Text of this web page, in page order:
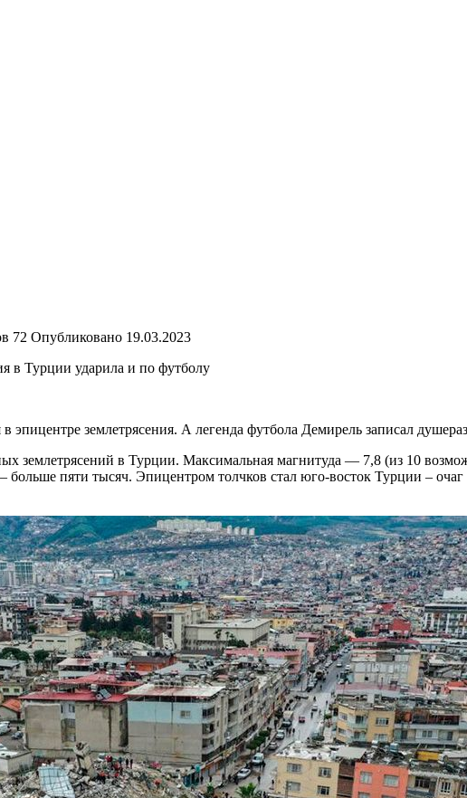
72 Опубликовано 19.03.2023
в Турции ударила и по футболу
эпицентре землетрясения. А легенда футбола Демирель записал
землетрясений в Турции. Максимальная магнитуда — 7,8 (из 10
больше пяти тысяч. Эпицентром толчков стал юго-восток Турции –